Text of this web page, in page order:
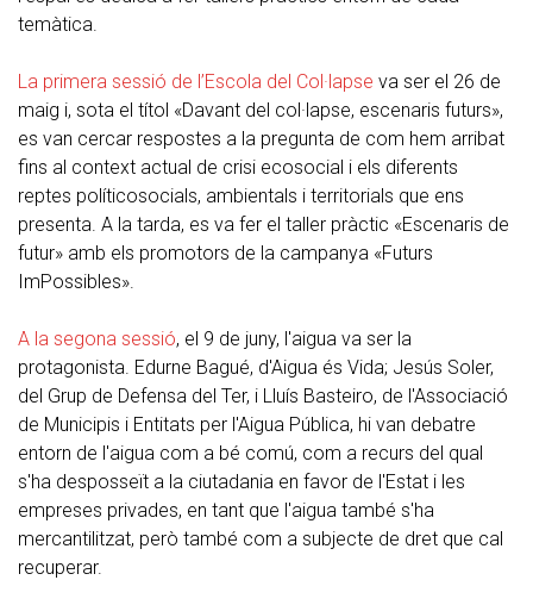
temàtica.
La primera sessió de l’Escola del Col·lapse va ser el 26 de
maig i, sota el títol «Davant del col·lapse, escenaris futurs»,
es van cercar respostes a la pregunta de com hem arribat
fins al context actual de crisi ecosocial i els diferents
reptes políticosocials, ambientals i territorials que ens
presenta. A la tarda, es va fer el taller pràctic «Escenaris de
futur» amb els promotors de la campanya «Futurs
ImPossibles».
A la segona sessió, el 9 de juny, l'aigua va ser la
protagonista. Edurne Bagué, d'Aigua és Vida; Jesús Soler,
del Grup de Defensa del Ter, i Lluís Basteiro, de l'Associació
de Municipis i Entitats per l'Aigua Pública, hi van debatre
entorn de l'aigua com a bé comú, com a recurs del qual
s'ha desposseït a la ciutadania en favor de l'Estat i les
empreses privades, en tant que l'aigua també s'ha
mercantilitzat, però també com a subjecte de dret que cal
recuperar.